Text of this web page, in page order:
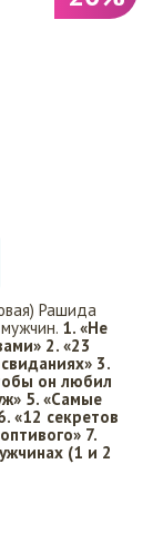
Рашида
1. «Не
2. «23
3.
он любил
5. «Самые
«12 секретов
7.
(1 и 2